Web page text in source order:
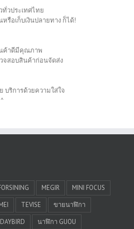
ทั่วประเทศไทย
หรือเก็บเงินปลายทาง ก็ได้!
ค้าดีมีคุณภาพ
วจสอบสินค้าก่อนจัดส่ง
บริการด้วยความใส่ใจ
MEGIR
MINI FOCUS
TEVISE
ขายนาฬิกา
นาฬิกา GUOU